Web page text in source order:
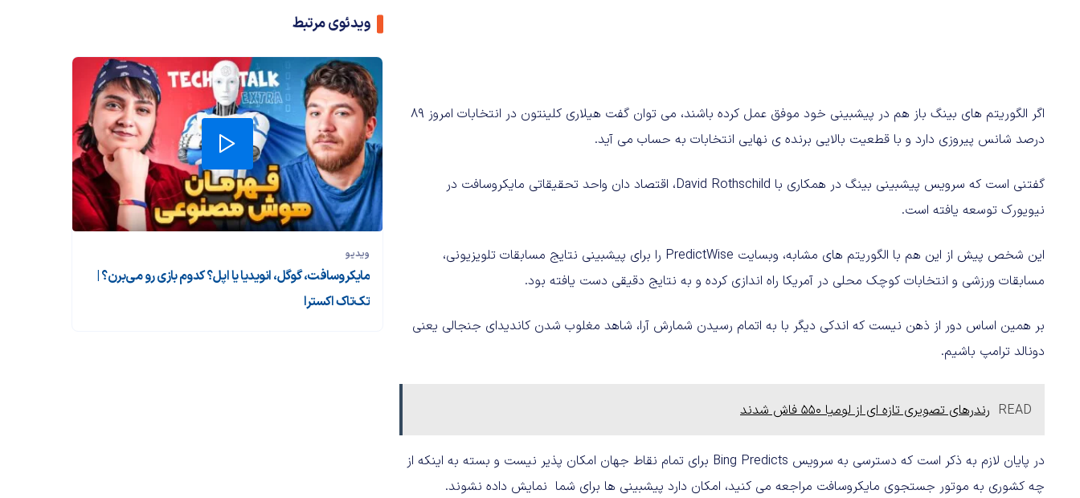
ویدئوی مرتبط
ویدیو
مایکروسافت، گوگل، انویدیا یا اپل؟ کدوم بازی رو می‌برن؟ |
تک‌تاک اکسترا
اگر الگوریتم های بینگ باز هم در پیشبینی خود موفق عمل کرده باشند، می توان گفت هیلاری کلینتون در انتخابات امروز 89
درصد شانس پیروزی دارد و با قطعیت بالایی برنده ی نهایی انتخابات به حساب می آید.
گفتنی است که سرویس پیشبینی بینگ در همکاری با David Rothschild، اقتصاد دان واحد تحقیقاتی مایکروسافت در
نیویورک توسعه یافته است.
این شخص پیش از این هم با الگوریتم های مشابه، وبسایت PredictWise را برای پیشبینی نتایج مسابقات تلویزیونی،
مسابقات ورزشی و انتخابات کوچک محلی در آمریکا راه اندازی کرده و به نتایج دقیقی دست یافته بود.
بر همین اساس دور از ذهن نیست که اندکی دیگر با به اتمام رسیدن شمارش آرا، شاهد مغلوب شدن کاندیدای جنجالی یعنی
دونالد ترامپ باشیم.
READ رندرهای تصویری تازه ای از لومیا ۵۵۰ فاش شدند
در پایان لازم به ذکر است که دسترسی به سرویس Bing Predicts برای تمام نقاط جهان امکان پذیر نیست و بسته به اینکه از
چه کشوری به موتور جستجوی مایکروسافت مراجعه می کنید، امکان دارد پیشبینی ها برای شما نمایش داده نشوند.